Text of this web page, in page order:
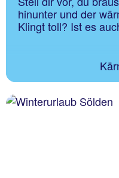
hinunter und der
Klingt toll? Ist es